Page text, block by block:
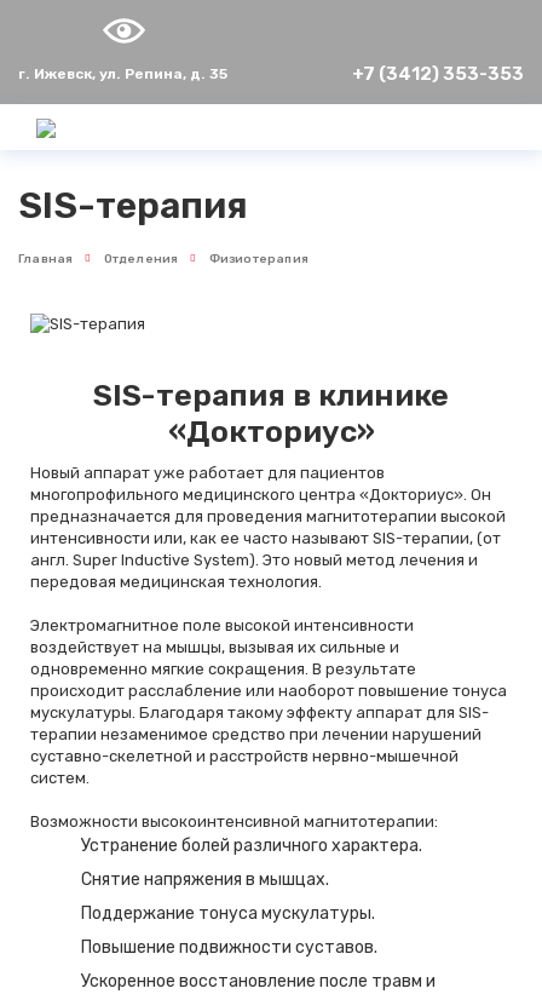
г. Ижевск, ул. Репина, д. 35 +7 (3412) 353-353
SIS-терапия
Главная Отделения Физиoтepaпия
SIS-терапия в клинике
«Докториус»
Новый аппарат уже работает для пациентов
многопрофильного медицинского центра «Докториус». Он
предназначается для проведения магнитотерапии высокой
интенсивности или, как ее часто называют SIS-терапии, (от
англ. Super Inductive System). Это новый метод лечения и
передовая медицинская технология.
Электромагнитное поле высокой интенсивности
воздействует на мышцы, вызывая их сильные и
одновременно мягкие сокращения. В результате
происходит расслабление или наоборот повышение тонуса
мускулатуры. Благодаря такому эффекту аппарат для SIS-
терапии незаменимое средство при лечении нарушений
суставно-скелетной и расстройств нервно-мышечной
систем.
Возможности высокоинтенсивной магнитотерапии:
Устранение болей различного характера.
Снятие напряжения в мышцах.
Поддержание тонуса мускулатуры.
Повышение подвижности суставов.
Ускоренное восстановление после травм и